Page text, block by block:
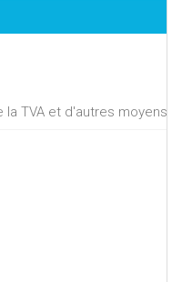
TVA et d'autres